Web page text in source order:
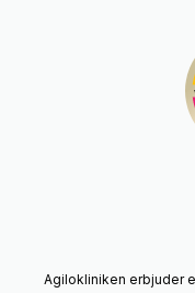
Agilokliniken erbjuder